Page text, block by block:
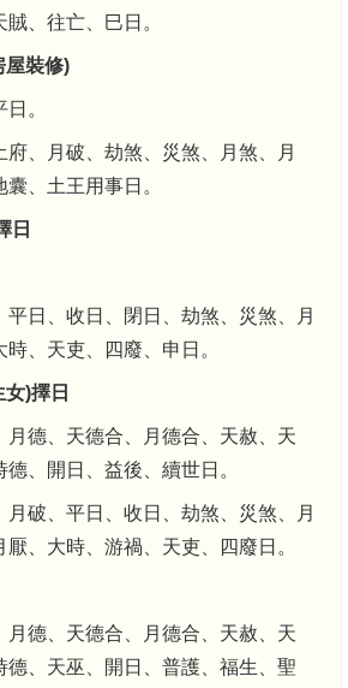
、往亡、巳日。
屋裝修)
。
、月破、劫煞、災煞、月煞、月
、土王用事日。
日
日、收日、閉日、劫煞、災煞、月
、天吏、四廢、申日。
)擇日
月德、天德合、月德合、天赦、天
、開日、益後、續世日。
破、平日、收日、劫煞、災煞、月
、大時、游禍、天吏、四廢日。
月德、天德合、月德合、天赦、天
德、天巫、開日、普護、福生、聖